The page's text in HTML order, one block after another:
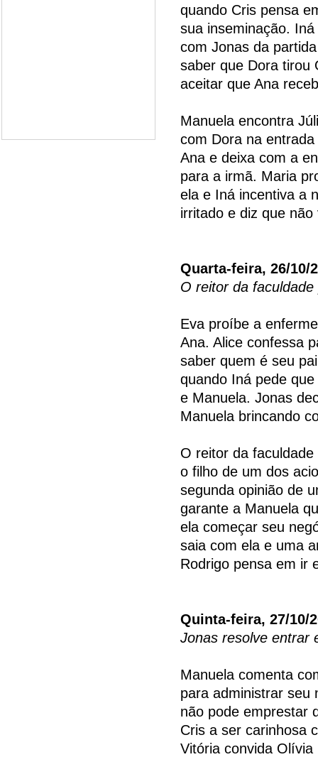
quando Cris pensa
sua inseminação.
com Jonas da
saber que Dora tirou
aceitar que Ana
Manuela encontra
com Dora na
Ana e deixa com a
para a irmã. Maria
ela e Iná incentiva a
irritado e diz que
Quarta-feira, 26/10/
O reitor da
Eva proíbe a
Ana. Alice confessa
saber quem é seu
quando Iná pede
e Manuela. Jonas
Manuela brincando
O reitor da
o filho de um dos
segunda opinião de
garante a Manuela
ela começar seu
saia com ela e uma
Rodrigo pensa em ir
Quinta-feira, 27/10/
Jonas resolve entrar
Manuela comenta
para administrar seu
não pode emprestar
Cris a ser carinhosa
Vitória convida